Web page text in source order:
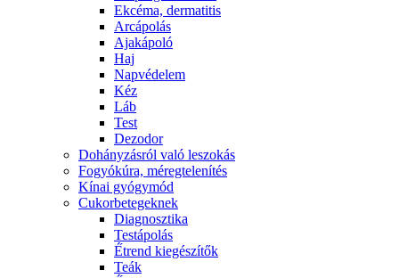
Ekcéma, dermatitis
Arcápolás
Ajakápoló
Haj
Napvédelem
Kéz
Láb
Test
Dezodor
Dohányzásról való leszokás
Fogyókúra, méregtelenítés
Kínai gyógymód
Cukorbetegeknek
Diagnosztika
Testápolás
É́trend kiegészítők
Teák